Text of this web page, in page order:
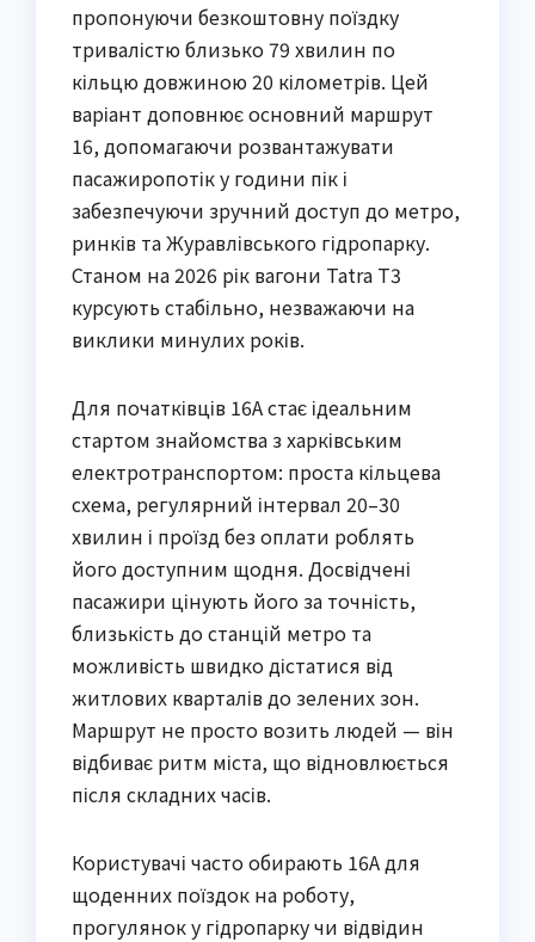
пропонуючи безкоштовну поїздку
тривалістю близько 79 хвилин по
кільцю довжиною 20 кілометрів. Цей
варіант доповнює основний маршрут
16, допомагаючи розвантажувати
пасажиропотік у години пік і
забезпечуючи зручний доступ до метро,
ринків та Журавлівського гідропарку.
Станом на 2026 рік вагони Tatra T3
курсують стабільно, незважаючи на
виклики минулих років.
Для початківців 16А стає ідеальним
стартом знайомства з харківським
електротранспортом: проста кільцева
схема, регулярний інтервал 20–30
хвилин і проїзд без оплати роблять
його доступним щодня. Досвідчені
пасажири цінують його за точність,
близькість до станцій метро та
можливість швидко дістатися від
житлових кварталів до зелених зон.
Маршрут не просто возить людей — він
відбиває ритм міста, що відновлюється
після складних часів.
Користувачі часто обирають 16А для
щоденних поїздок на роботу,
прогулянок у гідропарку чи відвідин